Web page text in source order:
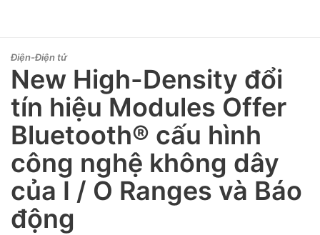
Điện-Điện tử
New High-Density đổi
tín hiệu Modules Offer
Bluetooth® cấu hình
công nghệ không dây
của I / O Ranges và Báo
động